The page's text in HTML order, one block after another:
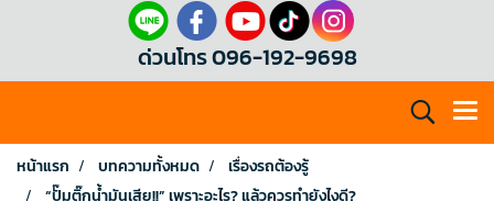
ด่วนโทร 096-192-9698
หน้าแรก บทความทั้งหมด
เรื่องรถต้องรู้
“ปั๊มติ๊กน้ำมันเสีย!!” เพราะอะไร? แล้วควรทำยังไงดี?